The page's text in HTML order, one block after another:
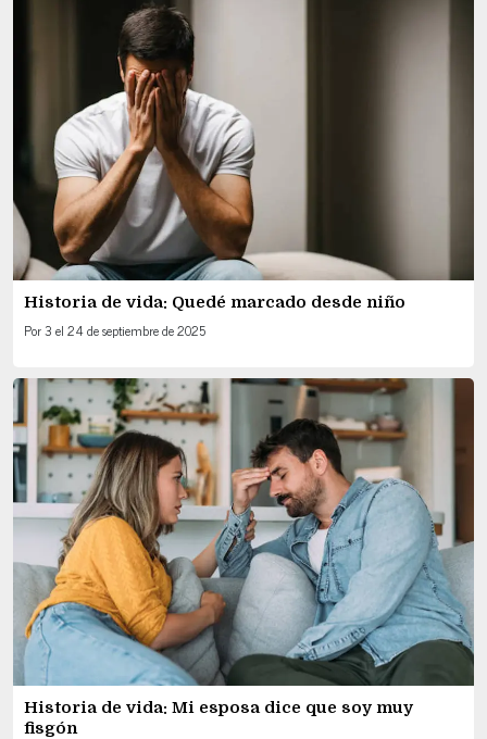
Historia de vida: Quedé marcado desde niño
Por3 el 24 de septiembre de 2025
Historia de vida: Mi esposa dice que soy muy
fisgón